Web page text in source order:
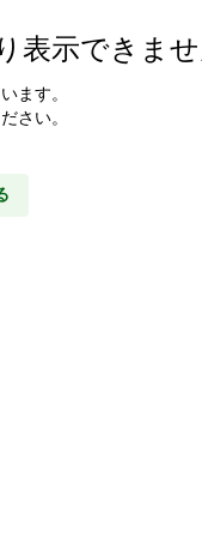
表示できま
ます。
さい。